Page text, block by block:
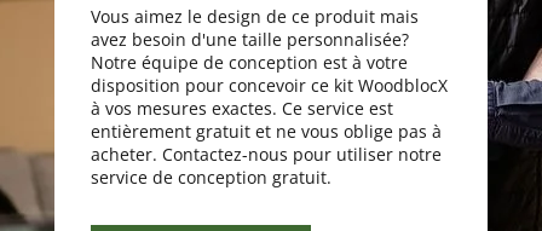
Vous aimez le design de ce produit mais
avez besoin d'une taille personnalisée?
Notre équipe de conception est à votre
disposition pour concevoir ce kit WoodblocX
à vos mesures exactes. Ce service est
entièrement gratuit et ne vous oblige pas à
acheter. Contactez-nous pour utiliser notre
service de conception gratuit.